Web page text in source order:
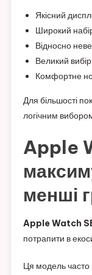
Якісний
Широкий
Відносно
Великий вибір
Комфортне
Для більшості
логічним
Apple
менші
Apple Watch
потрапити в
Ця модель часто